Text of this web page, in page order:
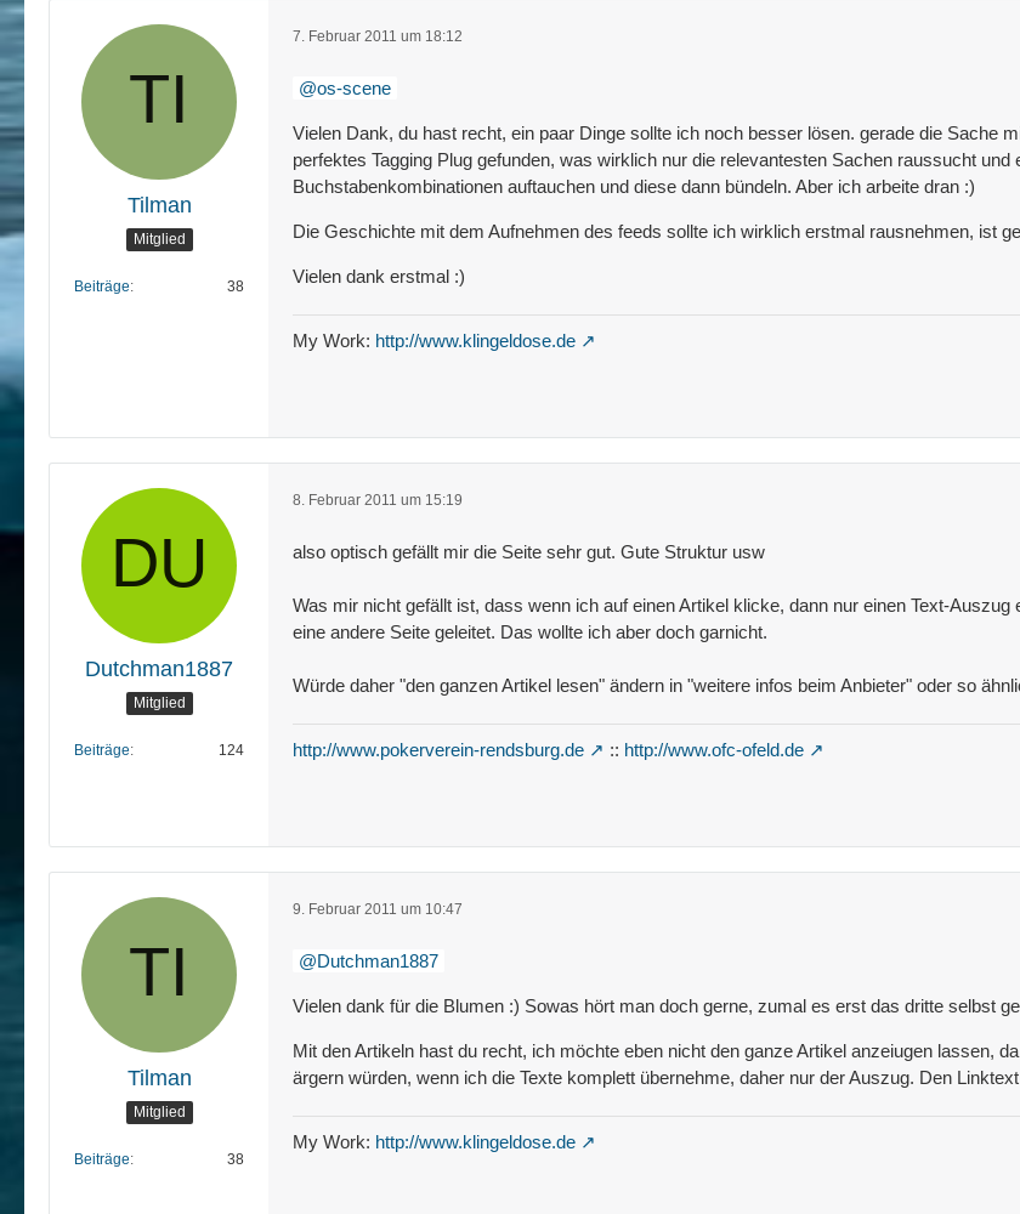
Tilman
Mitglied
Beiträge 38
7. Februar 2011 um 18:12
os-scene
Vielen Dank, du hast recht, ein paar Dinge sollte ich noch besser lösen. gerade die Sache
perfektes Tagging Plug gefunden, was wirklich nur die relevantesten Sachen raussucht
Buchstabenkombinationen auftauchen und diese dann bündeln. Aber ich arbeite dran :)
Die Geschichte mit dem Aufnehmen des feeds sollte ich wirklich erstmal rausnehmen, ist
Vielen dank erstmal :)
My Work: http://www.klingeldose.de
Dutchman1887
Mitglied
Beiträge 124
8. Februar 2011 um 15:19
also optisch gefällt mir die Seite sehr gut. Gute Struktur usw
Was mir nicht gefällt ist, dass wenn ich auf einen Artikel klicke, dann nur einen Text-
eine andere Seite geleitet. Das wollte ich aber doch garnicht.
Würde daher "den ganzen Artikel lesen" ändern in "weitere infos beim Anbieter" oder so
http://www.pokerverein-rendsburg.de :: http://www.ofc-ofeld.de
Tilman
Mitglied
Beiträge 38
9. Februar 2011 um 10:47
Dutchman1887
Vielen dank für die Blumen :) Sowas hört man doch gerne, zumal es erst das dritte selbst
Mit den Artikeln hast du recht, ich möchte eben nicht den ganze Artikel anzeiugen lassen,
ärgern würden, wenn ich die Texte komplett übernehme, daher nur der Auszug. Den
My Work: http://www.klingeldose.de